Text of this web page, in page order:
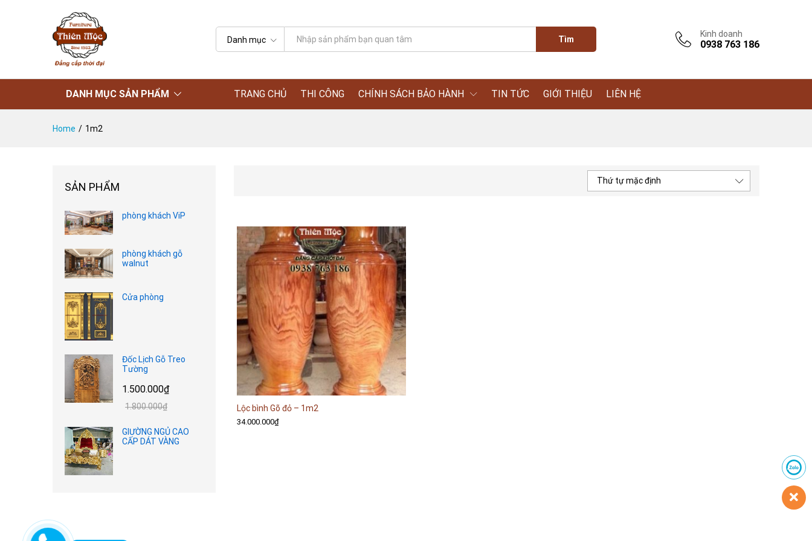
Danh mục Tìm
Kinh doanh
0938 763 186
DANH MỤC SẢN PHẨM TRANG CHỦ THI CÔNG CHÍNH SÁCH BẢO HÀNH TIN TỨC GIỚI THIỆU LIÊN HỆ
Home / 1m2
Thứ tự mặc định
Lộc bình Gõ đỏ – 1m2
34.000.000₫
34.000.000₫
SẢN PHẨM
phòng khách ViP
phòng khách gỗ
walnut
Cửa phòng
Đốc Lịch Gỗ Treo
Tường
1.500.000₫
1.800.000₫
GIƯỜNG NGỦ CAO
CẤP DÁT VÀNG